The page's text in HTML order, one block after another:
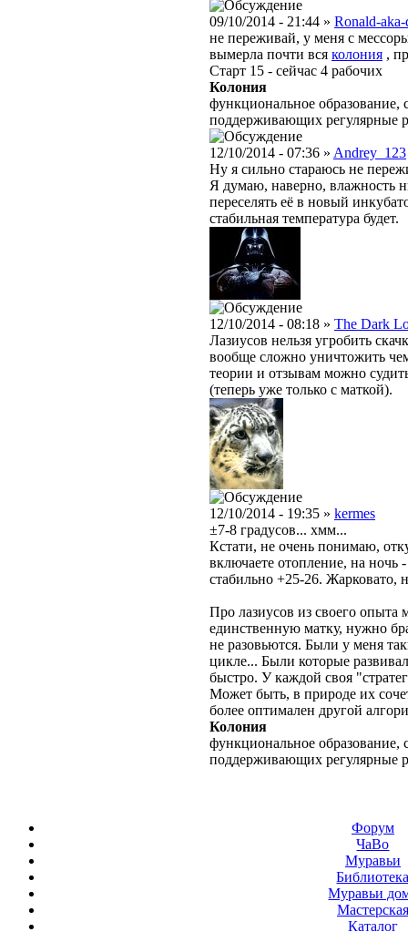
09/10/2014 - 21:44 » Ronald-aka-
не переживай, у меня с
вымерла почти вся колония ,
Старт 15 - сейчас 4 рабочих
Колония
функциональное образование,
поддерживающих регулярные
12/10/2014 - 07:36 » Andrey_123
Ну я сильно стараюсь не
Я думаю, наверно, влажность
переселять её в новый
стабильная температура будет.
12/10/2014 - 08:18 » The Dark
Лазиусов нельзя угробить
вообще сложно уничтожить
теории и отзывам можно
(теперь уже только с маткой).
12/10/2014 - 19:35 » kermes
±7-8 градусов... хмм...
Кстати, не очень понимаю,
включаете отопление, на ночь
стабильно +25-26. Жарковато,
Про лазиусов из своего опыта
единственную матку, нужно
не разовьются. Были у меня
цикле... Были которые
быстро. У каждой своя
Может быть, в природе их
более оптимален другой
Колония
функциональное образование,
поддерживающих регулярные
Форум
ЧаВо
Муравьи
Муравьи
Мастерская
Каталог